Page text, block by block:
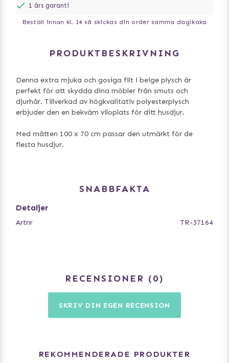
1 års garanti
Beställ innan kl. 14 så skickas din order samma dag!kaka
PRODUKTBESKRIVNING
Denna extra mjuka och gosiga filt i beige plysch är
perfekt för att skydda dina möbler från smuts och
djurhår. Tillverkad av högkvalitativ polyesterplysch
erbjuder den en bekväm viloplats för ditt husdjur.
Med måtten 100 x 70 cm passar den utmärkt för de
flesta husdjur.
SNABBFAKTA
Detaljer
Artnr TR-37164
RECENSIONER 0
SKRIV DIN EGEN RECENSION
REKOMMENDERADE PRODUKTER